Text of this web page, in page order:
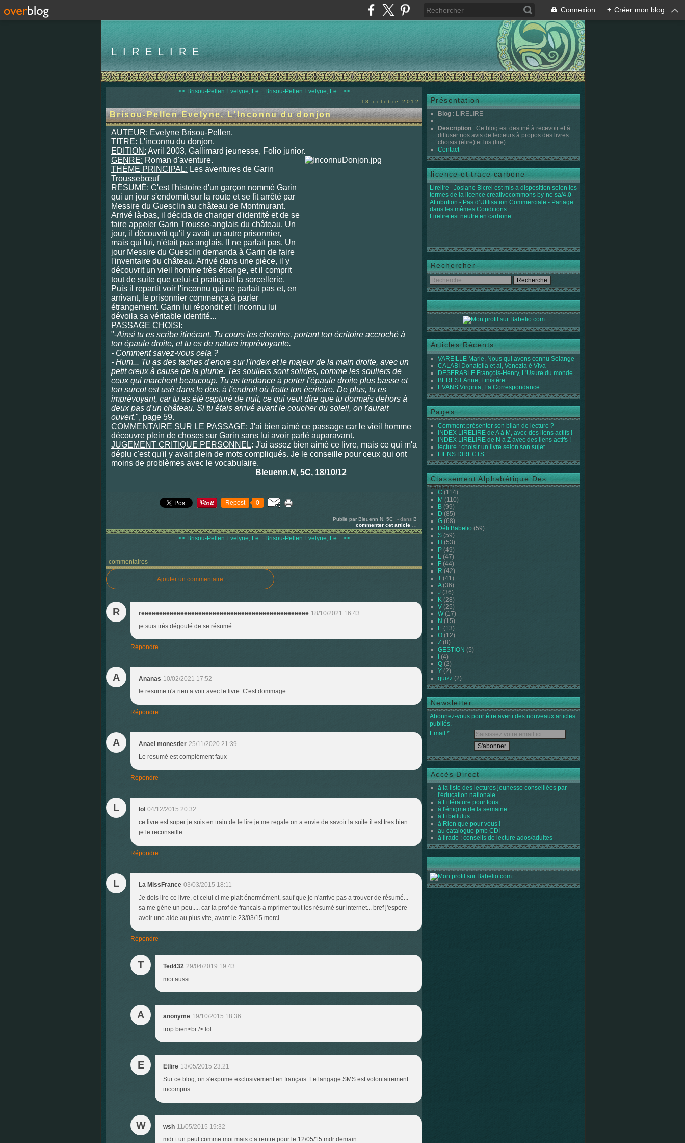
Connexion + Créer mon blog
LIRELIRE
<< Brisou-Pellen Evelyne, Le... Brisou-Pellen Evelyne, Le... >>
18 octobre 2012
Brisou-Pellen Evelyne, L'Inconnu du donjon
AUTEUR: Evelyne Brisou-Pellen.
TITRE: L'inconnu du donjon.
EDITION: Avril 2003, Gallimard jeunesse, Folio junior.
GENRE: Roman d'aventure.
THÈME PRINCIPAL: Les aventures de Garin
Troussebœuf
RÉSUMÉ: C'est l'histoire d'un garçon nommé Garin
qui un jour s'endormit sur la route et se fit arrêté par
Messire du Guesclin au château de Montmurant.
Arrivé là-bas, il décida de changer d'identité et de se
faire appeler Garin Trousse-anglais du château. Un
jour, il découvrit qu'il y avait un autre prisonnier,
mais qui lui, n'était pas anglais. Il ne parlait pas. Un
jour Messire du Guesclin demanda à Garin de faire
l'inventaire du château. Arrivé dans une pièce, il y
découvrit un vieil homme très étrange, et il comprit
tout de suite que celui-ci pratiquait la sorcellerie.
Puis il repartit voir l'inconnu qui ne parlait pas et, en
arrivant, le prisonnier commença à parler
étrangement. Garin lui répondit et l'inconnu lui
dévoila sa véritable identité...
PASSAGE CHOISI:
"-Ainsi tu es scribe itinérant. Tu cours les chemins, portant ton écritoire accroché à
ton épaule droite, et tu es de nature imprévoyante.
- Comment savez-vous cela ?
- Hum... Tu as des taches d'encre sur l'index et le majeur de la main droite, avec un
petit creux à cause de la plume. Tes souliers sont solides, comme les souliers de
ceux qui marchent beaucoup. Tu as tendance à porter l'épaule droite plus basse et
ton surcot est usé dans le dos, à l'endroit où frotte ton écritoire. De plus, tu es
imprévoyant, car tu as été capturé de nuit, ce qui veut dire que tu dormais dehors à
deux pas d'un château. Si tu étais arrivé avant le coucher du soleil, on t'aurait
ouvert.", page 59.
COMMENTAIRE SUR LE PASSAGE: J'ai bien aimé ce passage car le vieil homme
découvre plein de choses sur Garin sans lui avoir parlé auparavant.
JUGEMENT CRITIQUE PERSONNEL: J'ai assez bien aimé ce livre, mais ce qui m'a
déplu c'est qu'il y avait plein de mots compliqués. Je le conseille pour ceux qui ont
moins de problèmes avec le vocabulaire.
Bleuenn.N, 5C,18/10/12
Repost 0
Publié par Bleuenn N, 5C - dans B
commenter cet article
<< Brisou-Pellen Evelyne, Le... Brisou-Pellen Evelyne, Le... >>
commentaires
Ajouter un commentaire
R reeeeeeeeeeeeeeeeeeeeeeeeeeeeeeeeeeeeeeeeeeeeeee 18/10/2021 16:43
je suis très dégouté de se résumé
Répondre
A Ananas 10/02/2021 17:52
le resume n'a rien a voir avec le livre. C'est dommage
Répondre
A Anael monestier 25/11/2020 21:39
Le resumé est complément faux
Répondre
L lol 04/12/2015 20:32
ce livre est super je suis en train de le lire je me regale on a envie de savoir la suite il est tres bien
je le reconseille
Répondre
L La MissFrance 03/03/2015 18:11
Je dois lire ce livre, et celui ci me plait énormément, sauf que je n'arrive pas a trouver de résumé...
sa me gène un peu..... car la prof de francais a mprimer tout les résumé sur internet... bref j'espère
avoir une aide au plus vite, avant le 23/03/15 merci....
Répondre
T Ted432 29/04/2019 19:43
moi aussi
A anonyme 19/10/2015 18:36
trop bien<br /> lol
E Etlire 13/05/2015 23:21
Sur ce blog, on s'exprime exclusivement en français. Le langage SMS est volontairement
incompris.
W wsh 11/05/2015 19:32
mdr t un peut comme moi mais c a rentre pour le 12/05/15 mdr demain
Présentation
Blog : LIRELIRE
Description : Ce blog est destiné à recevoir et à
diffuser nos avis de lecteurs à propos des livres
choisis (élire) et lus (lire).
Contact
licence et trace carbone
Lirelire Josiane Bicrel est mis à disposition selon les
termes de la licence creativecommons by-nc-sa/4.0
Attribution - Pas d’Utilisation Commerciale - Partage
dans les mêmes Conditions
Lirelire est neutre en carbone.
Rechercher
Articles Récents
VAREILLE Marie, Nous qui avons connu Solange
CALABI Donatella et al, Venezia è Viva
DESERABLE François-Henry, L'Usure du monde
BEREST Anne, Finistère
EVANS Virginia, La Correspondance
Pages
Comment présenter son bilan de lecture ?
INDEX LIRELIRE de A à M, avec des liens actifs !
INDEX LIRELIRE de N à Z avec des liens actifs !
lecture : choisir un livre selon son sujet
LIENS DIRECTS
Classement Alphabétique Des
Auteurs
C (114)
M (110)
B (99)
D (85)
G (68)
Défi Babelio (59)
S (59)
H (53)
P (49)
L (47)
F (44)
R (42)
T (41)
A(36)
J (36)
K (28)
V (25)
W(17)
N (15)
E (13)
O (12)
Z (8)
GESTION (5)
(4)
Q (2)
Y (2)
quizz (2)
Newsletter
Abonnez-vous pour être averti des nouveaux articles
publiés.
Email
Accès Direct
à la liste des lectures jeunesse conseillées par
l'éducation nationale
à Littérature pour tous
à l'énigme de la semaine
à Libellulus
à Rien que pour vous !
au catalogue pmb CDI
à lirado : conseils de lecture ados/adultes